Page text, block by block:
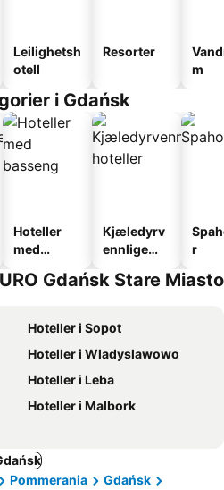
Leilighetsh
otell
Resorter
m
i Gdańsk
Hoteller
med
Kjæledyrv
ennlige
r
Gdańsk Stare Miasto
Hoteller i Sopot
Hoteller i Wladyslawowo
Hoteller i Leba
Hoteller i Malbork
Pommerania
Gdańsk